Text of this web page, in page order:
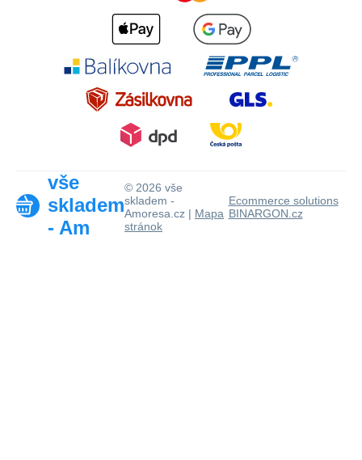
vše
skladem
- Am
© 2026 vše
skladem -
Amoresa.cz | Mapa
stránok
Ecommerce solutions
BINARGON.cz